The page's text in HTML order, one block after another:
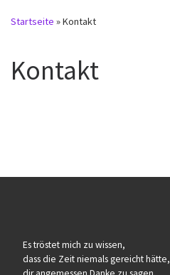
Startseite »Kontakt
Kontakt
Es tröstet mich zu wissen,
dass die Zeit niemals gereicht hätte,